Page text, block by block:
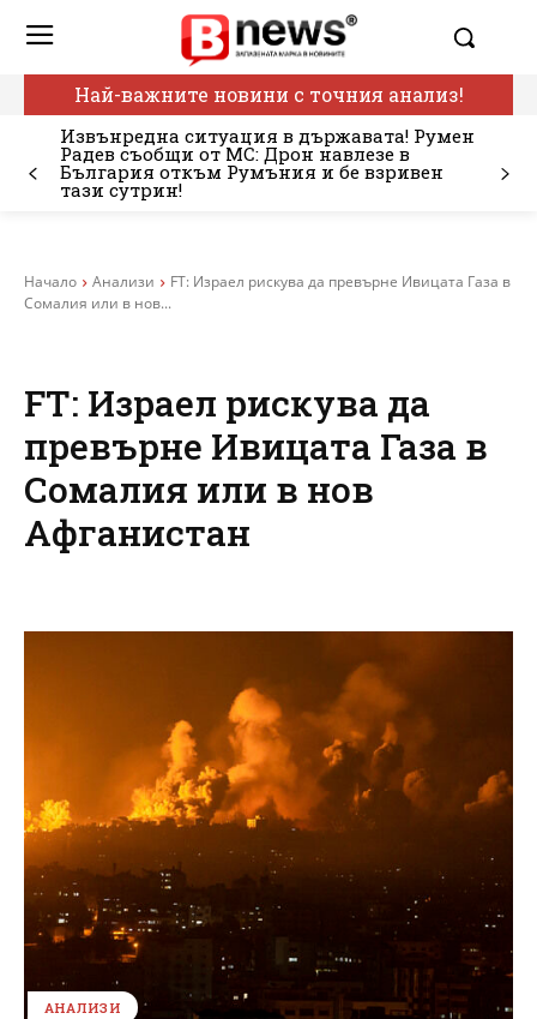
Най-важните новини с точния анализ!
Извънредна ситуация в държавата! Румен
Радев съобщи от МС: Дрон навлезе в
България откъм Румъния и бе взривен
тази сутрин!
Начало Анализи
FT: Израел рискува да превърне Ивицата Газа в
Сомалия или в нов...
FT: Израел рискува да
превърне Ивицата Газа в
Сомалия или в нов
Афганистан
АНАЛИЗИ